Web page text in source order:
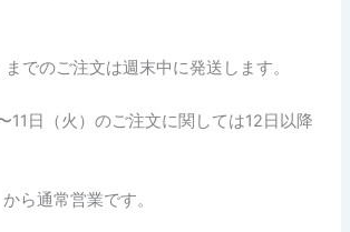
でのご注文は週末中に発送します。
11日（火）のご注文に関しては12日以降
ら通常営業です。